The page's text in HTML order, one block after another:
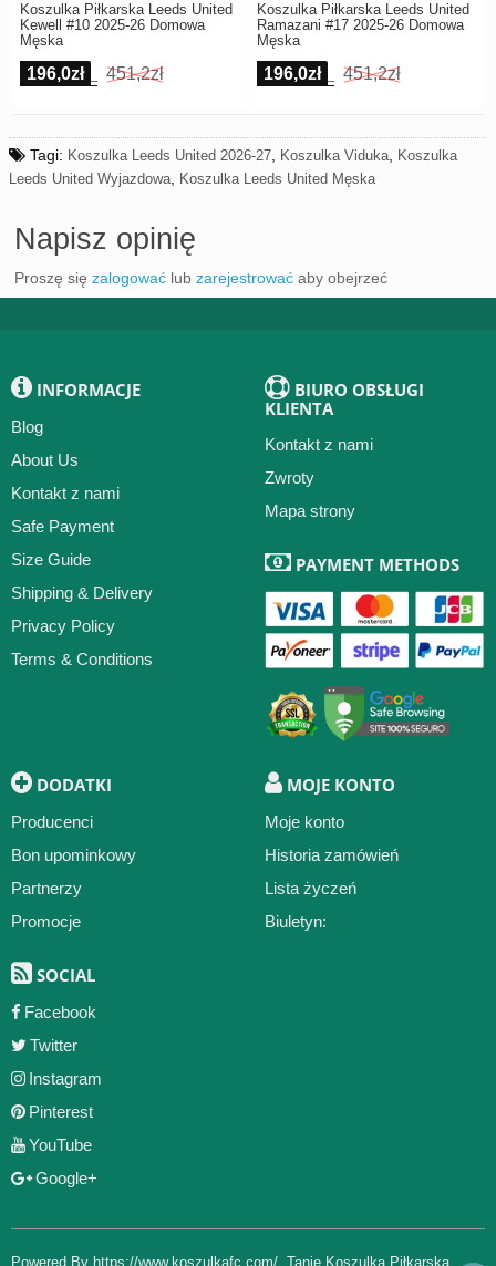
Koszulka Piłkarska Leeds United
Kewell #10 2025-26 Domowa
Męska
196,0zł 451,2zł
Koszulka Piłkarska Leeds United
Ramazani #17 2025-26 Domowa
Męska
196,0zł 451,2zł
Tagi: Koszulka Leeds United 2026-27, Koszulka Viduka, Koszulka
Leeds United Wyjazdowa, Koszulka Leeds United Męska
Napisz opinię
Proszę się zalogować lub zarejestrować aby obejrzeć
INFORMACJE
Blog
About Us
Kontakt z nami
Safe Payment
Size Guide
Shipping & Delivery
Privacy Policy
Terms & Conditions
BIURO OBSŁUGI
KLIENTA
Kontakt z nami
Zwroty
Mapa strony
PAYMENT METHODS
DODATKI
Producenci
Bon upominkowy
Partnerzy
Promocje
MOJE KONTO
Moje konto
Historia zamówień
Lista życzeń
Biuletyn:
SOCIAL
Facebook
Twitter
Instagram
Pinterest
YouTube
Google+
Powered By https://www.koszulkafc.com/ Tanie Koszulka Piłkarska